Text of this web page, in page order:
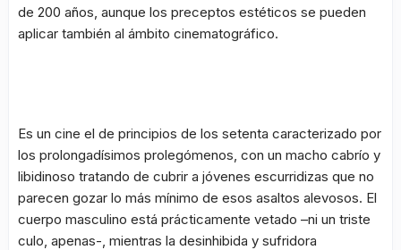
de 200 años, aunque los preceptos estéticos se pueden
aplicar también al ámbito cinematográfico.
Es un cine el de principios de los setenta caracterizado por
los prolongadísimos prolegómenos, con un macho cabrío y
libidinoso tratando de cubrir a jóvenes escurridizas que no
parecen gozar lo más mínimo de esos asaltos alevosos. El
cuerpo masculino está prácticamente vetado –ni un triste
culo, apenas-, mientras la desinhibida y sufridora